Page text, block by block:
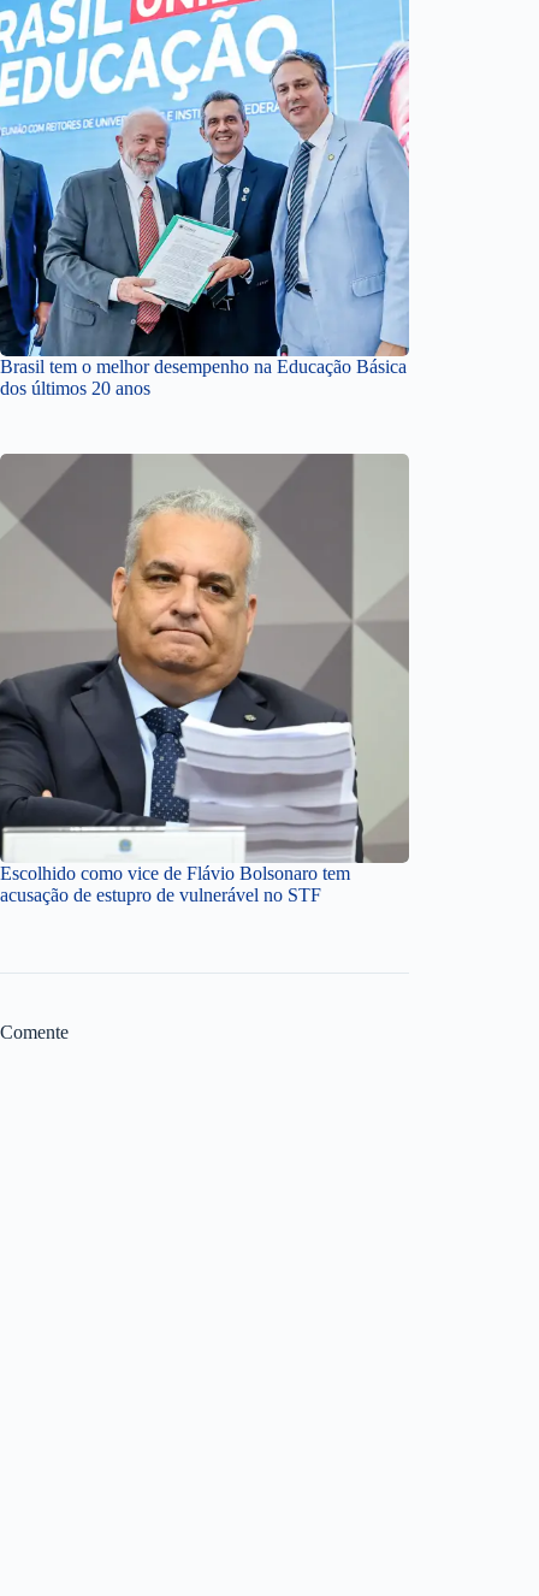
Brasil tem o melhor desempenho na Educação Básica
dos últimos 20 anos
Escolhido como vice de Flávio Bolsonaro tem
acusação de estupro de vulnerável no STF
Comente